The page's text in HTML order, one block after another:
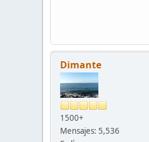
Dimante
1500+
Mensajes: 5,536